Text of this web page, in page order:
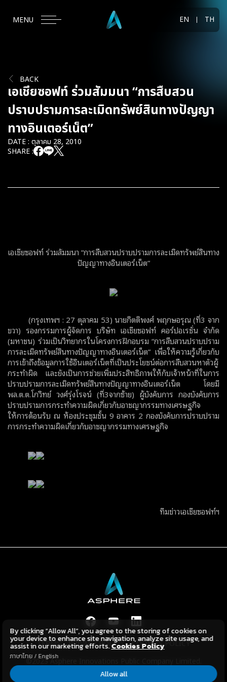
MENU EN TH
BACK
เอเชียซอฟท์ ร่วมสัมมนา “การสืบสวน
ปราบปรามการละเมิดทรัพย์สินทางปัญญา
ทางอินเตอร์เน็ต”
DATE : ตุลาคม 28, 2010
SHARE :
เอเชียซอฟท์ ร่วมสัมมนา “การสืบสวนปราบปรามการละเมิดทรัพย์สินทาง
ปัญญาทางอินเตอร์เน็ต”
(กรุงเทพฯ : 27 ตุลาคม 53) นายกิตติพงศ์ พฤกษอรุณ (ที่3 จาก
ขวา) รองกรรมการผู้จัดการ บริษัท เอเชียซอฟท์ คอร์ปอเรชั่น จำกัด
(มหาชน) ร่วมเป็นวิทยากรในโครงการฝึกอบรม “การสืบสวนปราบปราม
การละเมิดทรัพย์สินทางปัญญาทางอินเตอร์เน็ต” เพื่อให้ความรู้เกี่ยวกับ
การเข้าถึงข้อมูลการใช้อินเตอร์เน็ตที่เป็นประโยชน์ต่อการสืบสวนหาตัวผู้
กระทำผิด และยังเป็นการช่วยเพิ่มประสิทธิภาพให้กับเจ้าหน้าที่ในการ
ปราบปรามการละเมิดทรัพย์สินทางปัญญาทางอินเตอร์เน็ต โดยมี
พล.ต.ต.โกวิทย์ วงศ์รุ่งโรจน์ (ที่3จากซ้าย) ผู้บังคับการ กองบังคับการ
ปราบปรามการกระทำความผิดเกี่ยวกับอาชญากรรมทางเศรษฐกิจ
ให้การต้อนรับ ณ ห้องประชุมชั้น 9 อาคาร 2 กองบังคับการปราบปราม
การกระทำความผิดเกี่ยวกับอาชญากรรมทางเศรษฐกิจ
ทีมข่าวเอเชียซอฟท์ฯ
TERMS PRIVACY POLICY
COOKIES POLICY
©2023 Asphere Innovations Public Company Limited.
All Rights Reserved.
By clicking “Allow All”, you agree to the storing of cookies on
your device to enhance site navigation, analyze site usage, and
assist in our marketing efforts.Cookies Policy
ภาษาไทย / English
Allow all